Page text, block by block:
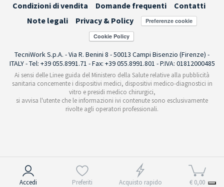
Accedi Preferiti Acquisto rapido € 0,00
Condizioni di vendita
Domande frequenti
Contatti
Note legali
Privacy & Policy Preferenze cookie
TecniWork S.p.A. - Via R. Benini 8 - 50013 Campi Bisenzio (Firenze) -
ITALY - Tel: +39 055.8991.71 - Fax: +39 055.8991.801 - P.IVA: 01812000485
Ai sensi delle Linee guida del Ministero della Salute relative alla pubblicità
sanitaria concernente i dispositivi medici, dispositivi medico-diagnostici in
vitro e presidi medico chirurgici,
si avvisa l'utente che le informazioni ivi contenute sono esclusivamente
rivolte agli operatori professionali.
Informativa sulla raccolta